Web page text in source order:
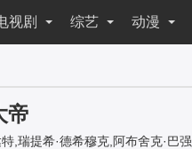
视剧 综艺 动漫
帝
,瑞提希·德希穆克,阿布舍克·巴强